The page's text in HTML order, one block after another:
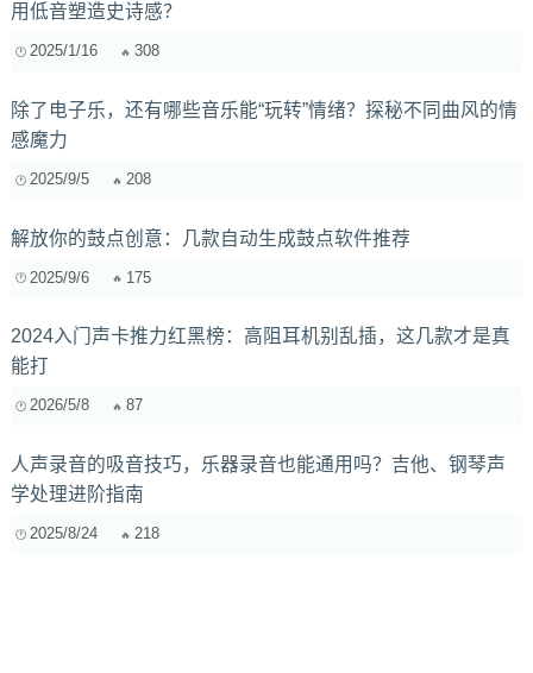
用低音塑造史诗感？
2025/1/16 308
除了电子乐，还有哪些音乐能“玩转”情绪？探秘不同曲风的情
感魔力
2025/9/5 208
解放你的鼓点创意：几款自动生成鼓点软件推荐
2025/9/6 175
2024入门声卡推力红黑榜：高阻耳机别乱插，这几款才是真
能打
2026/5/8 87
人声录音的吸音技巧，乐器录音也能通用吗？吉他、钢琴声
学处理进阶指南
2025/8/24 218